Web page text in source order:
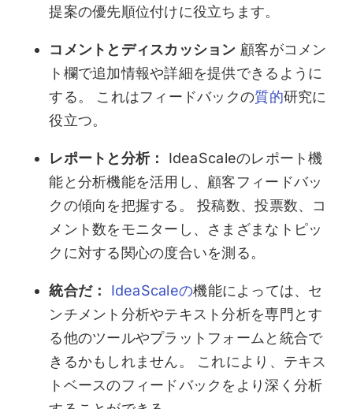
提案の優先順位付けに役立ちます。
コメントとディスカッション 顧客がコメン
ト欄で追加情報や詳細を提供できるように
する。 これはフィードバックの質的研究に
役立つ。
レポートと分析： IdeaScaleのレポート機
能と分析機能を活用し、顧客フィードバッ
クの傾向を把握する。 投稿数、投票数、コ
メント数をモニターし、さまざまなトピッ
クに対する関心の度合いを測る。
統合だ： IdeaScaleの機能によっては、セ
ンチメント分析やテキスト分析を専門とす
る他のツールやプラットフォームと統合で
きるかもしれません。 これにより、テキス
トベースのフィードバックをより深く分析